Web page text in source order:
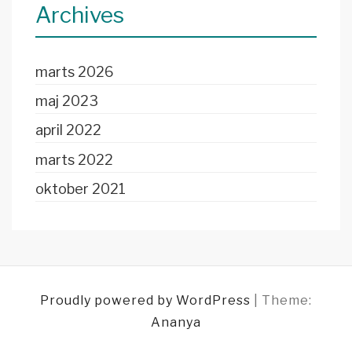
Archives
marts 2026
maj 2023
april 2022
marts 2022
oktober 2021
Proudly powered by WordPress
Theme:
Ananya